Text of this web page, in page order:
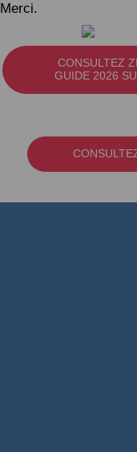
Merci.
CONSULTEZ
GUIDE 2026